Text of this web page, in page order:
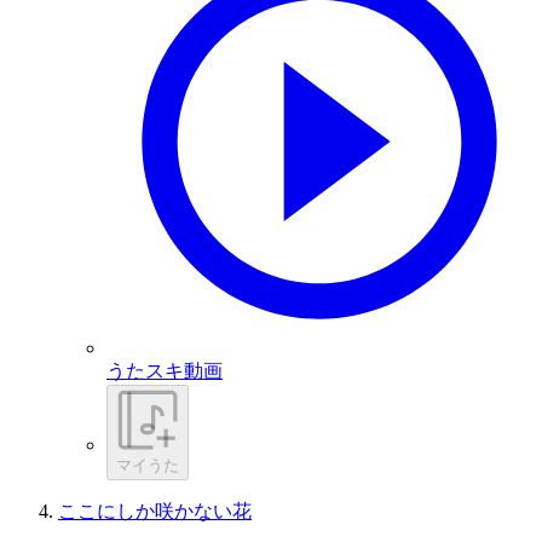
うたスキ動画
マイうた
ここにしか咲かない花